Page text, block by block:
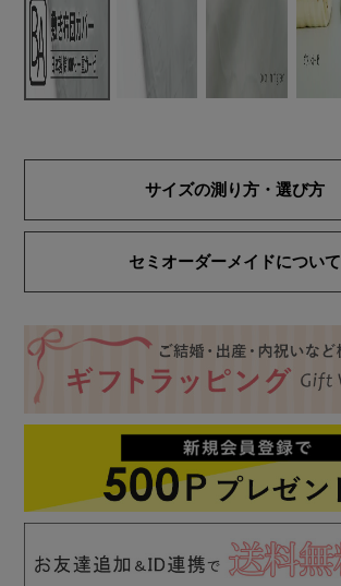
サイズの測り方・選び方
セミオーダーメイドについて